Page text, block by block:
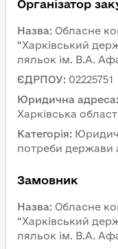
Організатор
Назва: Обласне
“Харківський
ляльок ім. В.А.
ЄДРПОУ: 02225751
Юридична адреса:
Харківська
Категорія:
потреби держави
Замовник
Назва: Обласне
“Харківський
ляльок ім. В.А.